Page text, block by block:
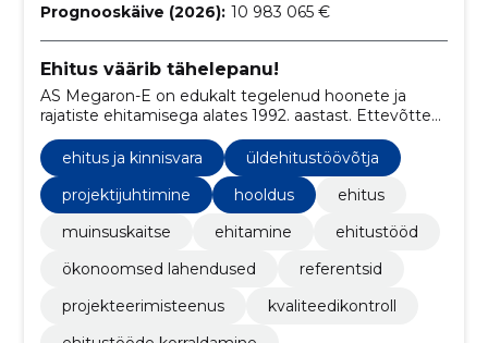
Prognooskäive (2026): 10 983 065 €
Ehitus väärib tähelepanu!
AS Megaron-E on edukalt tegelenud hoonete ja
rajatiste ehitamisega alates 1992. aastast. Ettevõtte
projektijuhtimisteenuste osutamine, kaasates
erinevaid spetsialiste nii ettevõttesiseselt kui ka
väljastpoolt.
ehitus ja kinnisvara
üldehitustöövõtja
projektijuhtimine
hooldus
ehitus
muinsuskaitse
ehitamine
ehitustööd
ökonoomsed lahendused
referentsid
projekteerimisteenus
kvaliteedikontroll